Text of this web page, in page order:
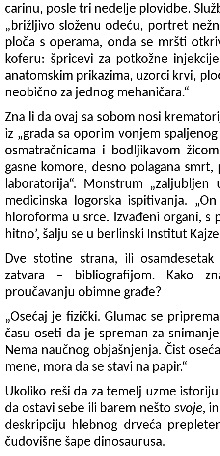
carinu, posle tri nedelje plovidbe.
„brižljivo složenu odeću, portret
ploča s operama, onda se mršti
koferu: špricevi za potkožne
anatomskim prikazima, uzorci krvi,
neobično za jednog mehaničara.“
Zna li da ovaj sa sobom nosi
iz „grada sa oporim vonjem
osmatračnicama i bodljikavom
gasne komore, desno polagana
laboratorija“. Monstrum „zaljubljen
medicinska logorska ispitivanja.
hloroforma u srce. Izvađeni organi, s
hitno’, šalju se u berlinski Institut
Dve stotine strana, ili
zatvara – bibliografijom. Kako
proučavanju obimne građe?
„Osećaj je fizički. Glumac se
času oseti da je spreman za
Nema naučnog objašnjenja. Čist
mene, mora da se stavi na papir.“
Ukoliko reši da za temelj uzme
da ostavi sebe ili barem nešto svoje,
deskripciju hlebnog drveća
čudovišne šape dinosaurusa.